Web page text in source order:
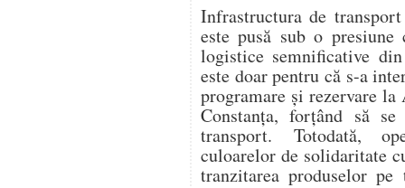
Infrastructura de
este pusă sub o presiune
logistice semnificative
este doar pentru că s-a
programare și rezervare
Constanța, forțând să
transport. Totodată,
culoarelor de solidaritate
tranzitarea produselor